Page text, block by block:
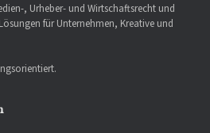
, Urheber- und Wirtschaftsrecht und
für Unternehmen, Kreative und